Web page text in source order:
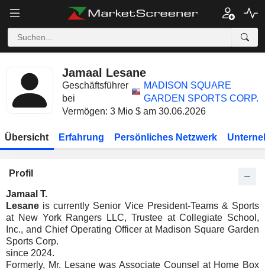
Jamaal Lesane
Geschäftsführer
bei
MADISON SQUARE
GARDEN SPORTS CORP.
Vermögen: 3 Mio $ am 30.06.2026
Übersicht Erfahrung Persönliches Netzwerk
Profil
Jamaal T.
Lesane is currently Senior Vice President-Teams & Sports
at New York Rangers LLC, Trustee at Collegiate School,
Inc., and Chief Operating Officer at Madison Square Garden
Sports Corp.
since 2024.
Formerly, Mr. Lesane was Associate Counsel at Home Box